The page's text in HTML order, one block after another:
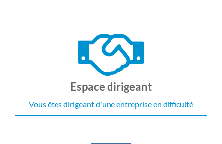
Espace dirigeant
Vous êtes dirigeant d'une entreprise en difficulté